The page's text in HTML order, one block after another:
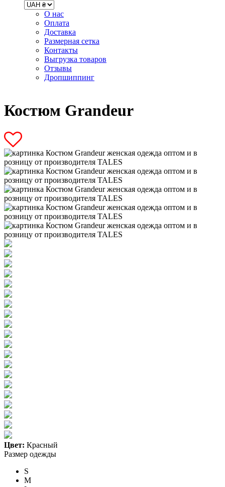
О нас
Оплата
Доставка
Размерная сетка
Контакты
Выгрузка товаров
Отзывы
Дропшиппинг
Костюм Grandeur
Цвет: Красный
Размер одежды
S
M